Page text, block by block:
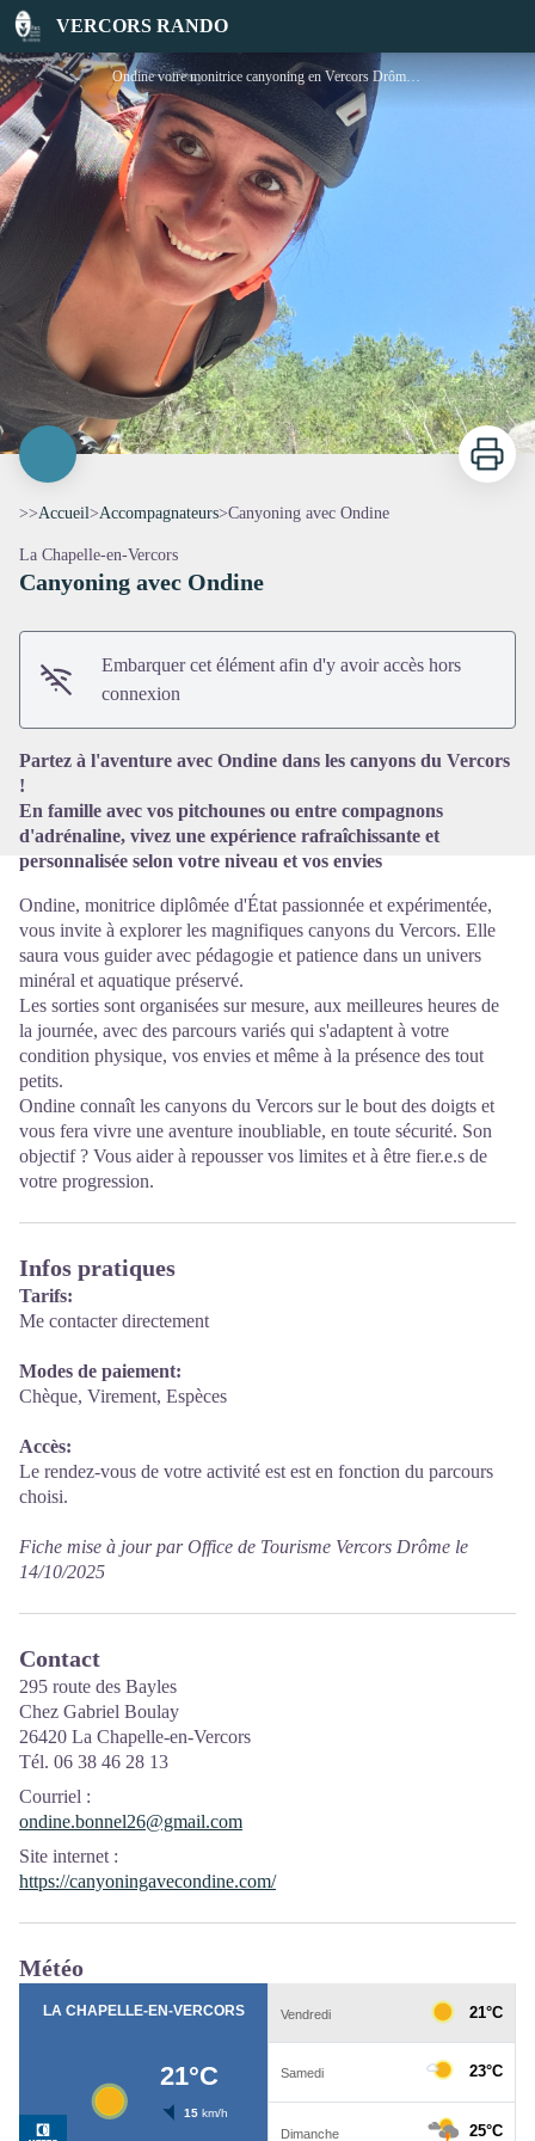
VERCORS RANDO
Canyoning avec Ondine
Ondine votre monitrice canyoning en Vercors Drôme - Ondine Bonnel
Voir l'image en plein écran
Imprimer
>>Accueil>Accompagnateurs>Canyoning avec Ondine
La Chapelle-en-Vercors
Canyoning avec Ondine
Embarquer cet élément afin d'y avoir accès hors
connexion
Partez à l'aventure avec Ondine dans les canyons du Vercors
!
En famille avec vos pitchounes ou entre compagnons
d'adrénaline, vivez une expérience rafraîchissante et
personnalisée selon votre niveau et vos envies
Ondine, monitrice diplômée d'État passionnée et expérimentée,
vous invite à explorer les magnifiques canyons du Vercors. Elle
saura vous guider avec pédagogie et patience dans un univers
minéral et aquatique préservé.
Les sorties sont organisées sur mesure, aux meilleures heures de
la journée, avec des parcours variés qui s'adaptent à votre
condition physique, vos envies et même à la présence des tout
petits.
Ondine connaît les canyons du Vercors sur le bout des doigts et
vous fera vivre une aventure inoubliable, en toute sécurité. Son
objectif ? Vous aider à repousser vos limites et à être fier.e.s de
votre progression.
Infos pratiques
Tarifs:
Me contacter directement
Modes de paiement:
Chèque, Virement, Espèces
Accès:
Le rendez-vous de votre activité est est en fonction du parcours
choisi.
Fiche mise à jour par Office de Tourisme Vercors Drôme le
14/10/2025
Contact
295 route des Bayles
Chez Gabriel Boulay
26420 La Chapelle-en-Vercors
Tél. 06 38 46 28 13
Courriel :
ondine.bonnel26@gmail.com
Site internet :
https://canyoningavecondine.com/
Météo